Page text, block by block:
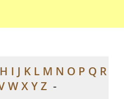
H I J K L M N O P Q R
W X Y Z -